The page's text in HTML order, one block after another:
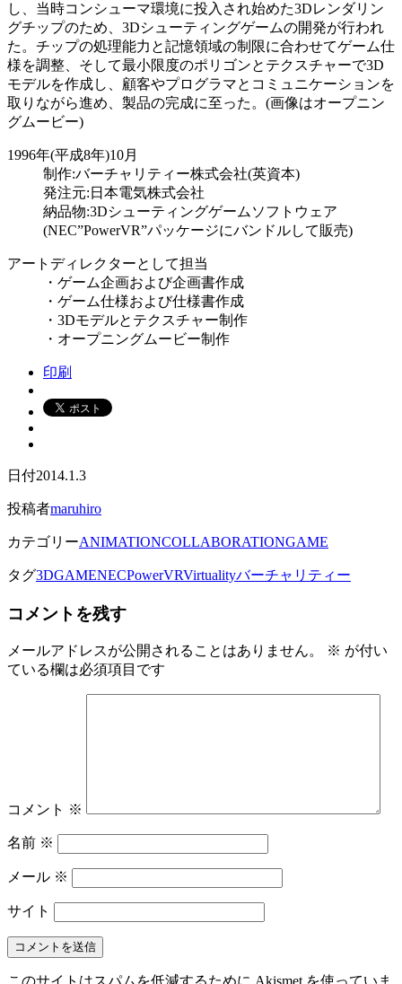
し、当時コンシューマ環境に投入され始めた3Dレンダリン
グチップのため、3Dシューティングゲームの開発が行われ
た。チップの処理能力と記憶領域の制限に合わせてゲーム仕
様を調整、そして最小限度のポリゴンとテクスチャーで3D
モデルを作成し、顧客やプログラマとコミュニケーションを
取りながら進め、製品の完成に至った。(画像はオープニン
グムービー)
1996年(平成8年)10月
制作:バーチャリティー株式会社(英資本)
発注元:日本電気株式会社
納品物:3Dシューティングゲームソフトウェア
(NEC”PowerVR”パッケージにバンドルして販売)
アートディレクターとして担当
・ゲーム企画および企画書作成
・ゲーム仕様および仕様書作成
・3Dモデルとテクスチャー制作
・オープニングムービー制作
印刷
日付2014.1.3
投稿者maruhiro
カテゴリーANIMATIONCOLLABORATIONGAME
タグ3DGAMENECPowerVRVirtualityバーチャリティー
コメントを残す
メールアドレスが公開されることはありません。 ※ が付い
ている欄は必須項目です
コメント ※
名前 ※
メール ※
サイト